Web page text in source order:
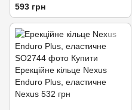
з вібрацією, біле, світиться в
темряві
593 грн